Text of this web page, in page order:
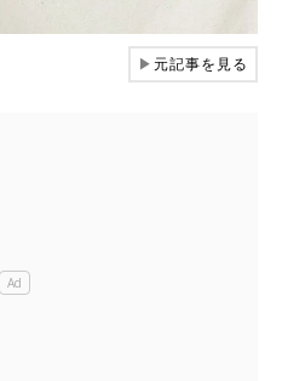
▶元記事を見る